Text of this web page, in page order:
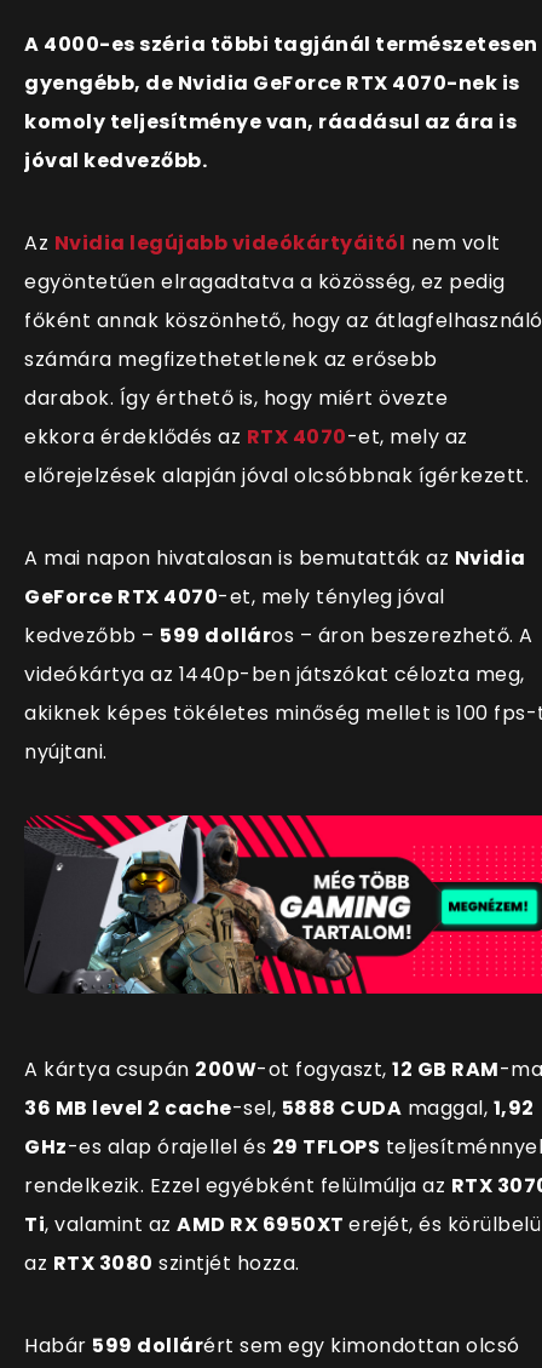
A 4000-es széria többi tagjánál természetesen
gyengébb, de Nvidia GeForce RTX 4070-nek is
komoly teljesítménye van, ráadásul az ára is
jóval kedvezőbb.
Az Nvidia legújabb videókártyáitól nem volt
egyöntetűen elragadtatva a közösség, ez pedig
főként annak köszönhető, hogy az
számára megfizethetetlenek az erősebb
darabok. Így érthető is, hogy miért övezte
ekkora érdeklődés az RTX 4070-et, mely az
előrejelzések alapján jóval olcsóbbnak ígérkezett.
A mai napon hivatalosan is bemutatták az Nvidia
GeForce RTX 4070-et, mely tényleg jóval
kedvezőbb – 599 dolláros – áron beszerezhető. A
videókártya az 1440p-ben játszókat célozta meg,
akiknek képes tökéletes minőség mellet is 100
nyújtani.
A kártya csupán 200W-ot fogyaszt, 12 GB RAM-
36 MB level 2 cache-sel, 5888 CUDA maggal, 1,92
GHz-es alap órajellel és 29 TFLOPS teljesítménnyel
rendelkezik. Ezzel egyébként felülmúlja az RTX
Ti, valamint az AMD RX 6950XT erejét, és
az RTX 3080 szintjét hozza.
Habár 599 dollárért sem egy kimondottan olcsó